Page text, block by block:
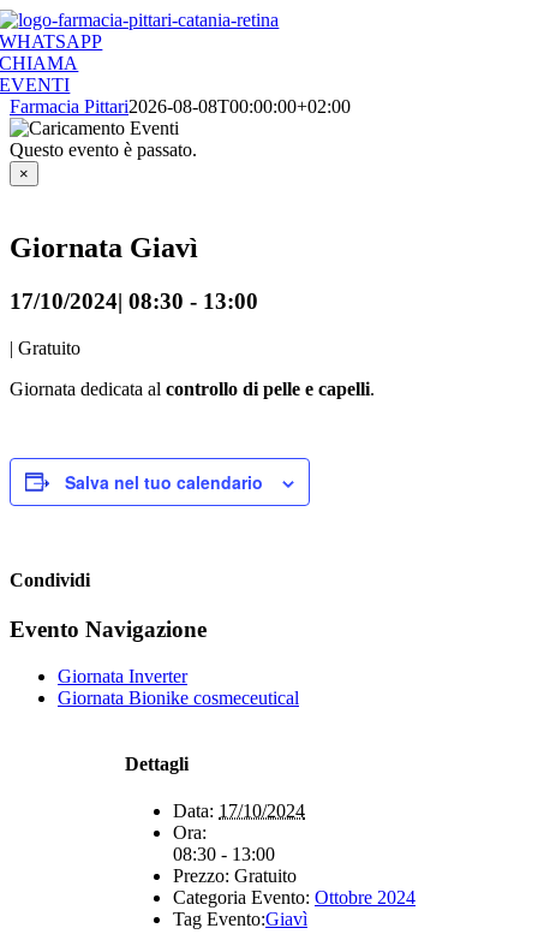
Salta
al
contenuto
WHATSAPP
CHIAMA
EVENTI
Farmacia Pittari2026-08-08T00:00:00+02:00
Questo evento è passato.
×
Giornata Giavì
17/10/2024| 08:30 - 13:00
| Gratuito
Giornata dedicata al controllo di pelle e capelli.
Salva nel tuo calendario
Condividi
Facebook
X
WhatsApp
Telegram
Evento Navigazione
Giornata Inverter
Giornata Bionike cosmeceutical
Dettagli
Data: 17/10/2024
Ora:
08:30 - 13:00
Prezzo: Gratuito
Categoria Evento: Ottobre 2024
Tag Evento:Giavì